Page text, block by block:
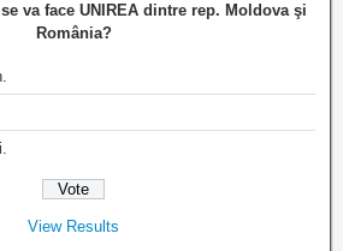
va face UNIREA dintre rep. Moldova şi
România?
View Results